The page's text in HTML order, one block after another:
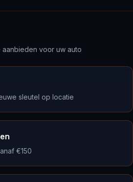
voor uw auto
sleutel op locatie
€150